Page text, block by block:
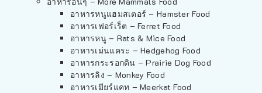
อาหารหนูแฮมสเตอร์ – Hamster Food
อาหารเฟอร์เร็ต – Ferret Food
อาหารหนู – Rats & Mice Food
อาหารเม่นแคระ – Hedgehog Food
อาหารกระรอกดิน – Prairie Dog Food
อาหารลิง – Monkey Food
อาหารเมียร์แคท – Meerkat Food